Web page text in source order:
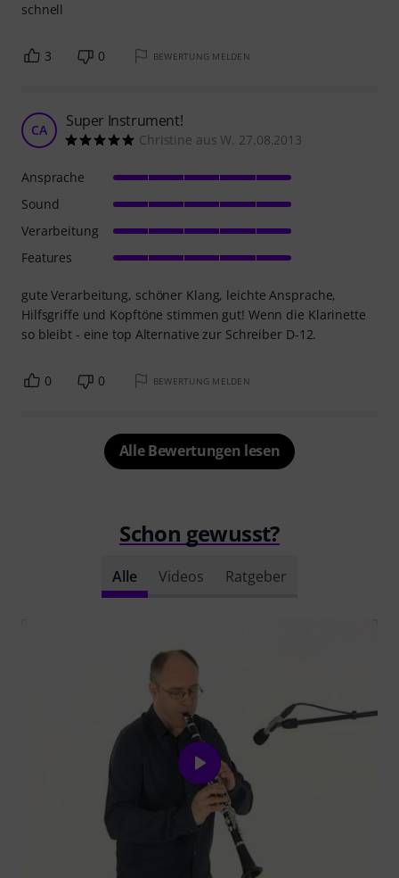
schnell
3 0 BEWERTUNG MELDEN
CA Super Instrument!
Christine aus W. 27.08.2013
gute Verarbeitung, schöner Klang, leichte Ansprache,
Hilfsgriffe und Kopftöne stimmen gut! Wenn die Klarinette
so bleibt - eine top Alternative zur Schreiber D-12.
Ansprache
Sound
Verarbeitung
Features
0 0 BEWERTUNG MELDEN
Alle Bewertungen lesen
Schon gewusst?
Alle Videos Ratgeber